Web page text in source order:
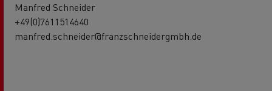
Manfred Schneider
+49(0)7611514640
manfred.schneider@franzschneidergmbh.de